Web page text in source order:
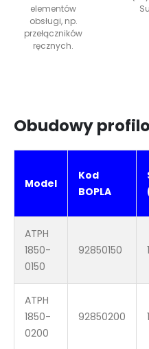
elementów
obsługi, np.
przełączników
ręcznych.
Obudowy
Model
Kod
BOPLA
ATPH
1850-
0150
92850150
ATPH
1850-
0200
92850200